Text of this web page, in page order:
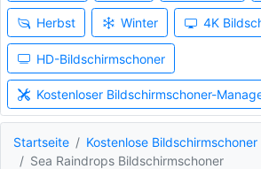
Herbst Winter 4K
HD-Bildschirmschoner
Kostenloser Bildschirmschoner-
Startseite
Kostenlose Bildschirmschoner
Sea Raindrops Bildschirmschoner